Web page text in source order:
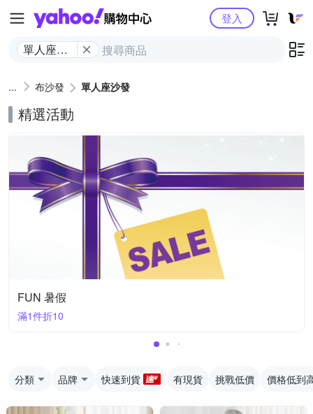
Yahoo購物中心
單人座沙
登入
布沙發 單人座沙發
精選活動
FUN 暑假
滿1件折10
分類 品牌 快速到貨 有現貨 挑戰低價 價格低到